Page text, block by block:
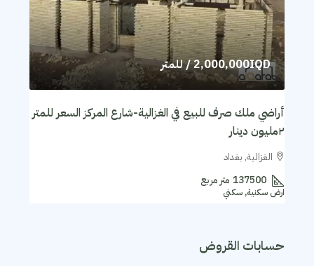
2,000,000IQD/ للمتر
أراضي ملك صرف للبيع في الغزالية-شارع المركز السعر للمتر
٢مليون دينار
الغزالية, بغداد
137500 متر مربع
ارض سكنية, سكني
حسابات القروض